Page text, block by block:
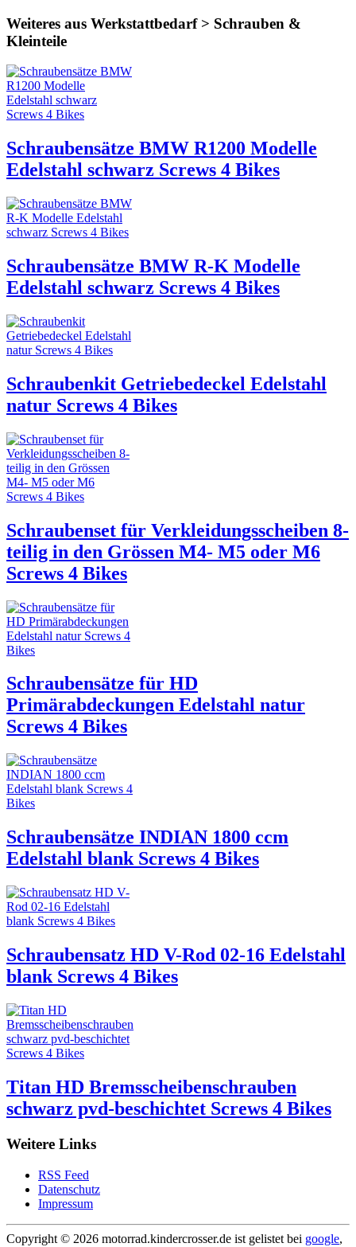
Weiteres aus Werkstattbedarf > Schrauben &
Kleinteile
Schraubensätze BMW R1200 Modelle
Edelstahl schwarz Screws 4 Bikes
Schraubensätze BMW R-K Modelle
Edelstahl schwarz Screws 4 Bikes
Schraubenkit Getriebedeckel Edelstahl
natur Screws 4 Bikes
Schraubenset für Verkleidungsscheiben 8-
teilig in den Grössen M4- M5 oder M6
Screws 4 Bikes
Schraubensätze für HD
Primärabdeckungen Edelstahl natur
Screws 4 Bikes
Schraubensätze INDIAN 1800 ccm
Edelstahl blank Screws 4 Bikes
Schraubensatz HD V-Rod 02-16 Edelstahl
blank Screws 4 Bikes
Titan HD Bremsscheibenschrauben
schwarz pvd-beschichtet Screws 4 Bikes
Weitere Links
RSS Feed
Datenschutz
Impressum
Copyright © 2026 motorrad.kindercrosser.de ist gelistet bei google,